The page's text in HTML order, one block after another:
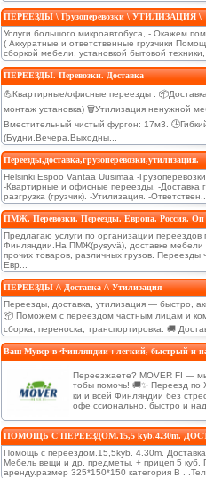
ПЕРЕЕЗДЫ \ Грузоперевозки \ УТИЛИЗАЦИЯ \
Услуги большого микроавтобуса, - Окажем
( Аккуратные и ответственные грузчики
сборкой мебели, установкой бытовой техники,
ПЕРЕЕЗДЫ. Перевозки. Доставка
💪Квартирные/офисные переезды .
монтаж установка) 🗑️Утилизация ненужной
Вместительный чистый фургон: 17м3.
(Будни.Вечера.Выходны...
Переезды,доставка,грузоперевозки,утилизация.
Helsinki Espoo Vantaa Uusimaa -
-Квартирные и офисные переезды. -Доставка
разгрузка (грузчик). -Утилизация. -Ответствен...
ПМЖ. Перевозки. Переезды. Европа. Россия. Оп
Предлагаю услуги по организации
Финляндии.На ПМЖ(pysyvä), доставке мебели
прочих товаров, различных грузов. Переезды
Евр...
ПЕРЕЕЗДЫ /\ Доставка /\ Утилизация
Переезды, доставка, утилизация — быстро,
📦 Поможем с переездом частным лицам и
сборка, переноска, транспортировка. 🚚
Ваш Мувер в Финляндии : легкий, быстрый и
Переезжаете? MOVER FI —
тобы помочь! 🚚✨ Переезд по
ки и всей Финляндии без
офе ссионально, быстро и
ПОМОЩЬ С ПЕРЕЕЗДОМ.15,5 kyb.4.30m.
Помощь с переездом.15,5kyb. 4.30m.
Мебель вещи и др, предметы. + прицеп 5 куб.
аренду.размер 325*150*150 категория B .